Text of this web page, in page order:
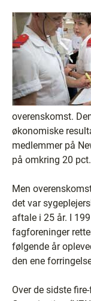
overenskomst.
økonomiske
medlemmer på
på omkring 20 pct.
Men
det var
aftale i 25 år. I
fagforeninger
følgende år
den ene
Over de sidste